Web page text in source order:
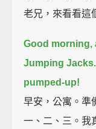
老兄，來看看這
Good morning,
Jumping
pumped-up!
早安，公寓。準
一、二、三。我